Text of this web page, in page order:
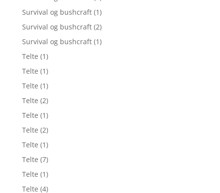
Survival og bushcraft (1)
Survival og bushcraft (2)
Survival og bushcraft (1)
Telte (1)
Telte (1)
Telte (1)
Telte (2)
Telte (1)
Telte (2)
Telte (1)
Telte (7)
Telte (1)
Telte (4)